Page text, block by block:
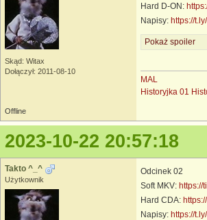
Skąd: Witax
Dołączył: 2011-08-10
Hard D-ON:
Napisy: https://
Pokaż spoiler
MAL
Historyjka 01
Offline
2023-10-22 20:57:18
Takto ^_^
Użytkownik
Odcinek 02
Soft MKV: https://
Hard CDA:
Napisy: https://